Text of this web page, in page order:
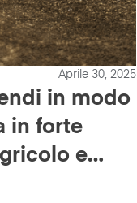
Aprile 30, 2025
in modo
in forte
e